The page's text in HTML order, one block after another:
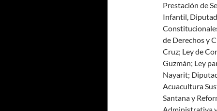
Prestación de
Infantil,
de Derechos y
Cruz; Ley de
Guzmán; Ley
Nayarit;
Acuacultura
Santana y